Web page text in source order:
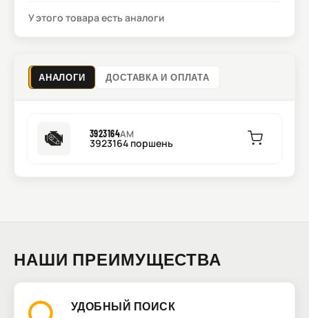
У этого товара есть аналоги
АНАЛОГИ ДОСТАВКА И ОПЛАТА
3923164AM
3923164 поршень
НАШИ ПРЕИМУЩЕСТВА
УДОБНЫЙ ПОИСК